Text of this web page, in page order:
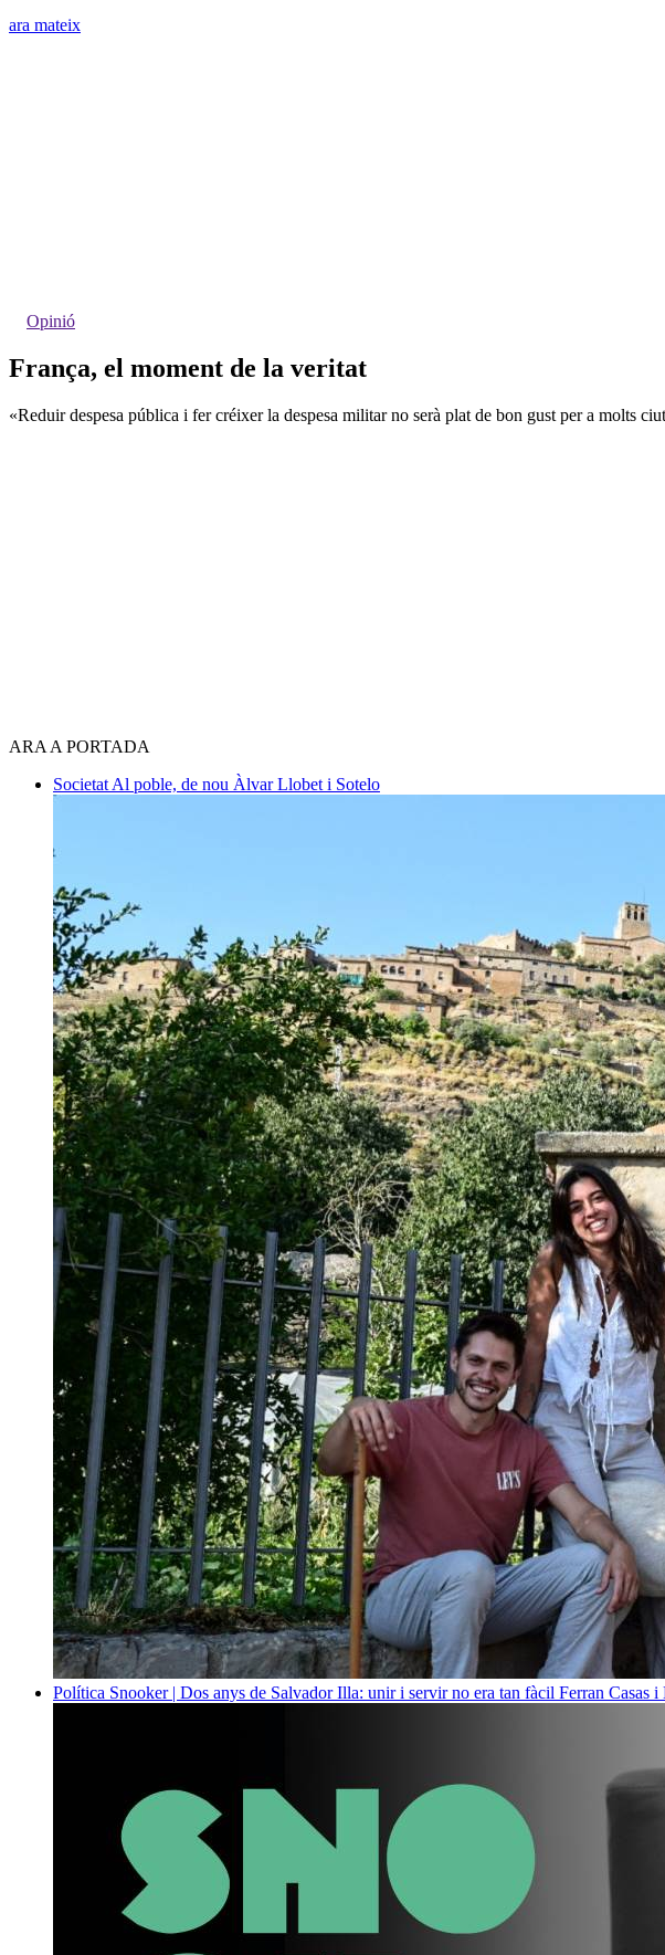
ara mateix
Opinió
França, el moment de la veritat
«Reduir despesa pública i fer créixer la despesa militar no serà plat de bon gust per a molts
ARA A PORTADA
Societat Al poble, de nou Àlvar Llobet i Sotelo
Política Snooker | Dos anys de Salvador Illa: unir i servir no era tan fàcil Ferran Casas